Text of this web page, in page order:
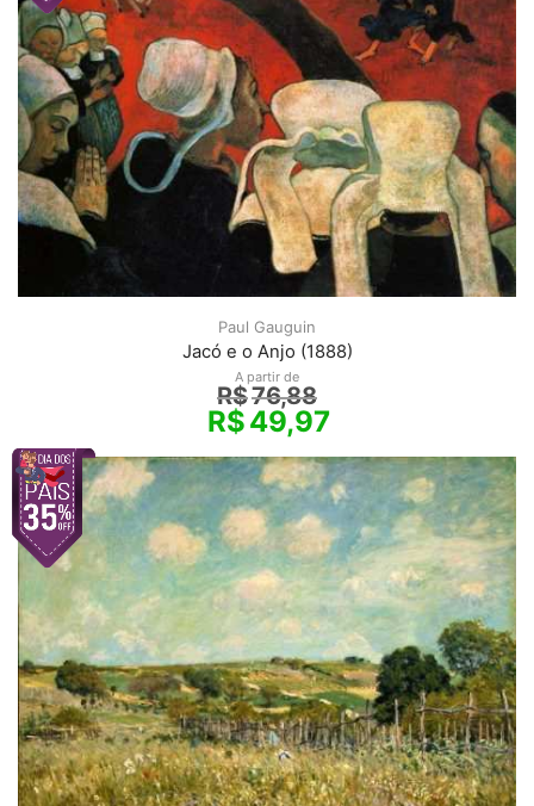
Paul Gauguin
Jacó e o Anjo (1888)
A partir de
R$76,88
R$49,97